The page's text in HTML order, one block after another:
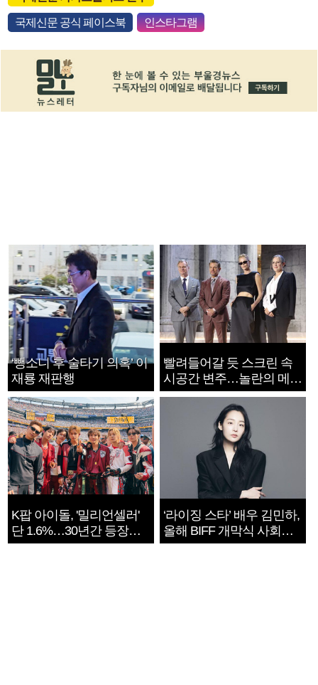
국제신문 공식 페이스북 인스타그램
‘뺑소니 후 술타기 의혹’ 이
재룡 재판행
빨려들어갈 듯 스크린 속
시공간 변주…놀란의 메시
지는 ‘전쟁 속죄’
K팝 아이돌, '밀리언셀러'
단 1.6%…30년간 등장
1182개팀 전수조사
‘라이징 스타’ 배우 김민하,
올해 BIFF 개막식 사회자
확정